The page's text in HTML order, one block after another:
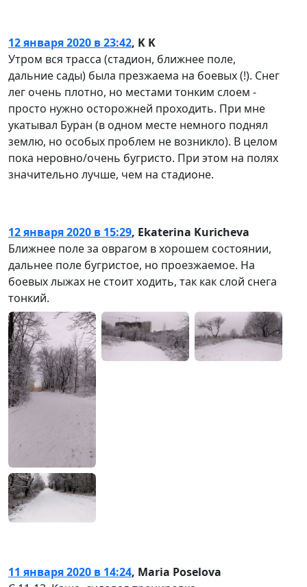
12 января 2020 в 23:42, K K
Утром вся трасса (стадион, ближнее поле,
дальние сады) была презжаема на боевых (!). Снег
лег очень плотно, но местами тонким слоем -
просто нужно осторожней проходить. При мне
укатывал Буран (в одном месте немного поднял
землю, но особых проблем не возникло). В целом
пока неровно/очень бугристо. При этом на полях
значительно лучше, чем на стадионе.
12 января 2020 в 15:29, Ekaterina Kuricheva
Ближнее поле за оврагом в хорошем состоянии,
дальнее поле бугристое, но проезжаемое. На
боевых лыжах не стоит ходить, так как слой снега
тонкий.
11 января 2020 в 14:24, Maria Poselova